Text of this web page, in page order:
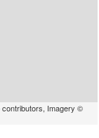
contributors, Imagery ©